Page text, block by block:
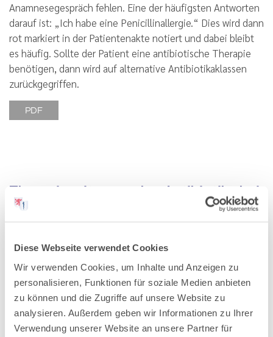
Diese Webseite verwendet Cookies
Wir verwenden Cookies, um Inhalte und Anzeigen zu
personalisieren, Funktionen für soziale Medien anbieten
zu können und die Zugriffe auf unsere Website zu
analysieren. Außerdem geben wir Informationen zu Ihrer
Verwendung unserer Website an unsere Partner für
Anamnesegespräch fehlen. Eine der häufigsten Antworten
darauf ist: „Ich habe eine Penicillinallergie.“ Dies wird dann
rot markiert in der Patientenakte notiert und dabei bleibt
es häufig. Sollte der Patient eine antibiotische Therapie
benötigen, dann wird auf alternative Antibiotikaklassen
zurückgegriffen.
PDF
Therapie mit peroralen Antibiotika bei
Störungen der Nierenfunktion
Sophie Zieschang, Prof. Dr. med. David Czock, Prof. Dr.
med. Martin Zeier, Prof. Dr. med. Claudia Sommerer
Kurzfassung eines Artikels aus „Arzneiverordnung in der
Praxis“, siehe unten. Die hohe Prävalenz von klinisch
relevanten Funktionseinschränkungen [1] verlangt, die…